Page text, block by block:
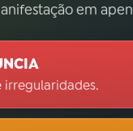
em
irregularidades.